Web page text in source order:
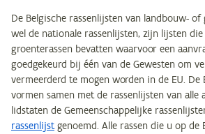
De Belgische rassenlijsten van landbouw- of
wel de nationale rassenlijsten, zijn lijsten
groenterassen bevatten waarvoor een
goedgekeurd bij één van de Gewesten om
vermeerderd te mogen worden in de EU. De
vormen samen met de rassenlijsten van alle
lidstaten de Gemeenschappelijke
rassenlijstgenoemd. Alle rassen die u op de